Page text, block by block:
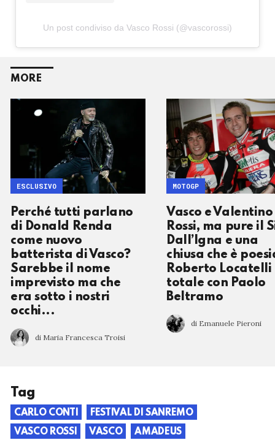
Un post condiviso da Vasco Rossi (@vascorossi)
MORE
Perché tutti parlano
di Donald Renda
come nuovo
batterista di Vasco?
Sarebbe il nome
imprevisto ma che
era sotto i nostri
occhi...
di Maria Francesca Troisi
ESCLUSIVO
Vasco e Valentino
Rossi, ma pure il
Dall’Igna e una
chiusa che è
Roberto Locatelli
totale con Paolo
Beltramo
di Emanuele Pieroni
MOTOGP
Tag
CARLO CONTI
FESTIVAL DI SANREMO
VASCO ROSSI
VASCO AMADEUS